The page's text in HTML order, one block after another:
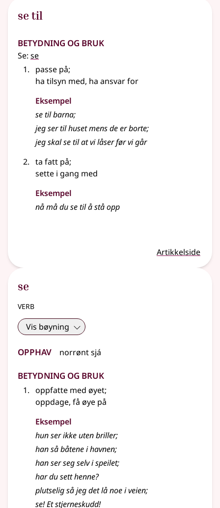
se til
Betydning og bruk
Se: se
passe på;
ha tilsyn med, ha ansvar for
Eksempel
se til barna;
jeg ser til huset mens de er borte;
jeg skal se til at vi låser før vi går
ta fatt på;
sette i gang med
Eksempel
nå må du se til å stå opp
Artikkelside
se
verb
Vis bøyning
Opphav norrøntsjá
Betydning og bruk
oppfatte med øyet;
oppdage, få øye på
Eksempel
hun ser ikke uten briller;
han så båtene i havnen;
han ser seg selv i speilet;
har du sett henne?
plutselig så jeg det lå noe i veien;
se! Et stjerneskudd!